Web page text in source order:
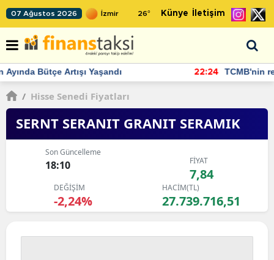
07 Ağustos 2026 26° Künye İletişim
22:24 TCMB'nin rezervlerinde artan momentum devam ediyor
/ Hisse Senedi Fiyatları
SERNT SERANIT GRANIT SERAMIK
Son Güncelleme
18:10 FİYAT
7,84
DEĞİŞİM
-2,24%
HACİM(TL)
27.739.716,51